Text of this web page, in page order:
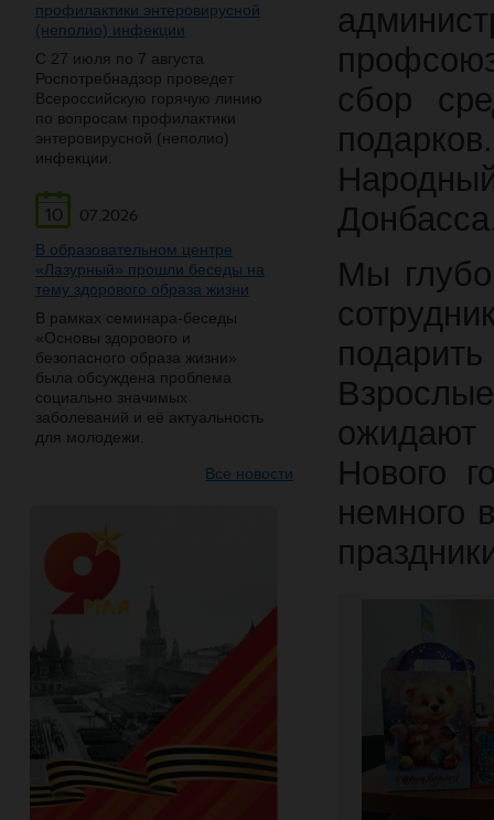
профилактики энтеровирусной
(неполио) инфекции
С 27 июля по 7 августа
Роспотребнадзор проведет
Всероссийскую горячую линию
по вопросам профилактики
энтеровирусной (неполио)
инфекции.
10
07.2026
В образовательном центре
«Лазурный» прошли беседы на
тему здорового образа жизни
В рамках семинара-беседы
«Основы здорового и
безопасного образа жизни»
была обсуждена проблема
социально значимых
заболеваний и её актуальность
для молодежи.
Все новости
сбор
Мы
ожидают
Нового
немного